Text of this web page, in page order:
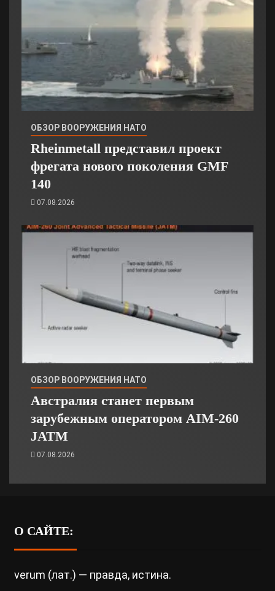
ОБЗОР ВООРУЖЕНИЯ НАТО
Rheinmetall представил проект
фрегата нового поколения GMF
140
07.08.2026
ОБЗОР ВООРУЖЕНИЯ НАТО
Австралия станет первым
зарубежным оператором AIM-260
JATM
07.08.2026
О САЙТЕ:
verum (лат.) — правда, истина.